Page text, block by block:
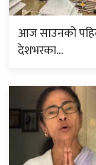
आज साउनको
देशभरका…